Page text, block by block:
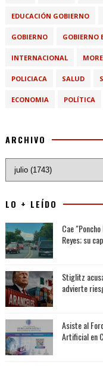
EDUCACIÓN GOBIERNO
GOBIERNO GOBIERNO
INTERNACIONAL
POLICIACA SALUD
ECONOMIA POLÍTICA
ARCHIVO
LO + LEÍDO
Cae
Reyes; su
Stiglitz
advierte
Asiste al
Artificial en